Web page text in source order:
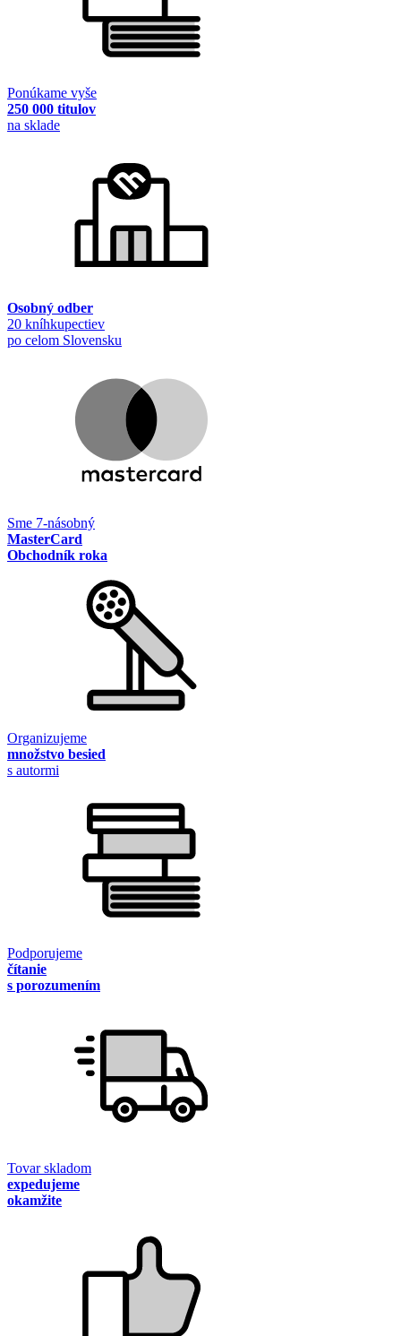
Ponúkame vyše
250 000 titulov
na sklade
Osobný odber
20 kníhkupectiev
po celom Slovensku
Sme 7-násobný
MasterCard
Obchodník roka
Organizujeme
množstvo besied
s autormi
Podporujeme
čítanie
s porozumením
Tovar skladom
expedujeme
okamžite